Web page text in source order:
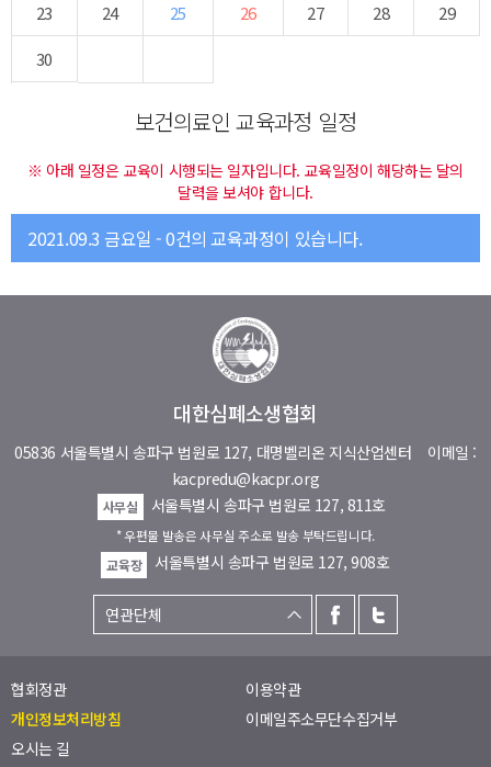
23
24 25 26 27 28
29
30
보건의료인 교육과정 일정
※ 아래 일정은 교육이 시행되는 일자입니다. 교육일정이 해당하는 달의
달력을 보셔야 합니다.
2021.09.3 금요일 - 0건의 교육과정이 있습니다.
대한심폐소생협회
05836 서울특별시 송파구 법원로 127, 대명벨리온 지식산업센터 이메일 :
kacpredu@kacpr.org
사무실 서울특별시 송파구 법원로 127, 811호
* 우편물 발송은 사무실 주소로 발송 부탁드립니다.
교육장
서울특별시 송파구 법원로 127, 908호
협회정관
이용약관
개인정보처리방침
이메일주소무단수집거부
오시는 길